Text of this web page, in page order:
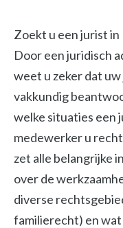
Zoekt u een jurist
Door een juridisch
weet u zeker dat
vakkundig
welke situaties een
medewerker u
zet alle belangrijke
over de
diverse
familierecht) en